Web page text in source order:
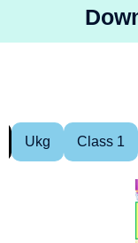
Ukg Class 1